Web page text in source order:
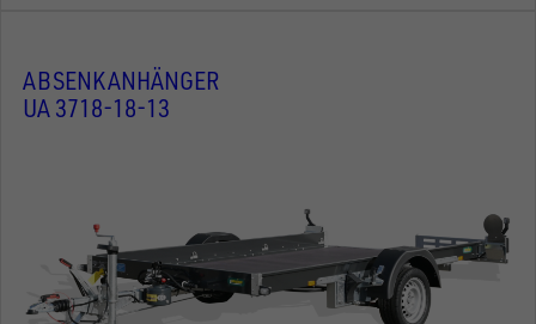
ABSENKANHÄNGER
UA 3718-18-13